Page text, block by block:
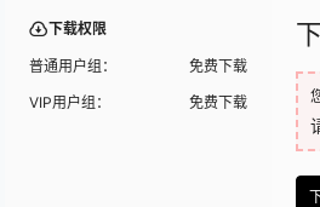
下载权限
普通用户组：
免费下载
VIP用户组：
免费下载